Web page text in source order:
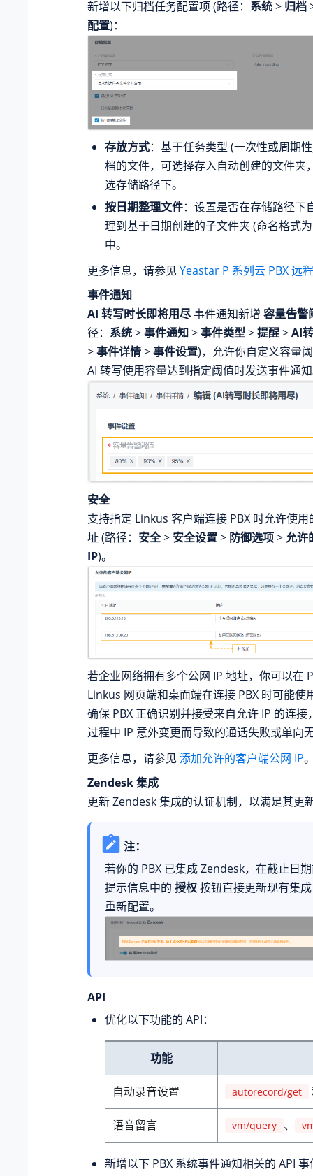
新增以下归档任务配置项 (路径： 系统> 归档
配置)：
存放方式：基于任务类型 (一次性或周期
档的文件，可选择存入自动创建的文件夹
选存储路径下。
按日期整理文件：设置是否在存储路径下
理到基于日期创建的子文件夹 (命名格式
中。
更多信息，请参见 Yeastar P 系列云 PBX远
事件通知
AI 转写时长即将用尽事件通知新增 容量告警
径： 系统>事件通知>事件类型>提醒>AI
>事件详情>事件设置)，允许你自定义容量
AI 转写使用容量达到指定阈值时发送事件通
安全
支持指定 Linkus 客户端连接 PBX 时允许使用
址 (路径： 安全> 安全设置> 防御选项>允许
IP)。
若企业网络拥有多个公网 IP 地址，你可以在
Linkus 网页端和桌面端在连接 PBX 时可能使
确保 PBX 正确识别并接受来自允许 IP 的连
过程中 IP 意外变更而导致的通话失败或单向
更多信息，请参见 添加允许的客户端公网 IP
Zendesk 集成
更新 Zendesk 集成的认证机制，以满足其更
注：
若你的 PBX 已集成 Zendesk，在截止日
提示信息中的 授权按钮直接更新现有集
重新配置。
API
优化以下功能的 API：
功能
自动录音设置 autorecord/get
语音留言 vm/query 、
新增以下 PBX 系统事件通知相关的 API 事